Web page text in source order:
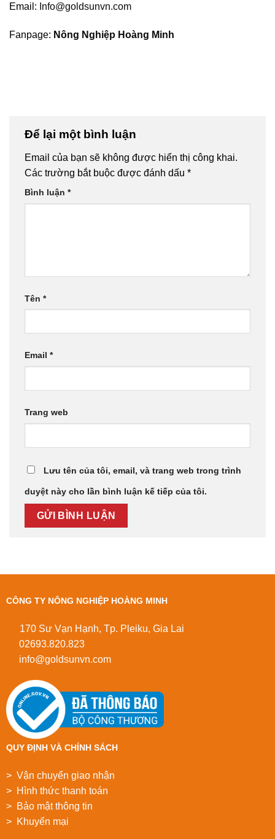
Email: Info@goldsunvn.com
Fanpage: Nông Nghiệp Hoàng Minh
Để lại một bình luận
Email của bạn sẽ không được hiển thị công khai.
Các trường bắt buộc được đánh dấu *
Bình luận *
Tên *
Email *
Trang web
Lưu tên của tôi, email, và trang web trong trình
duyệt này cho lần bình luận kế tiếp của tôi.
CÔNG TY NÔNG NGHIỆP HOÀNG MINH
170 Sư Vạn Hạnh, Tp. Pleiku, Gia Lai
02693.820.823
info@goldsunvn.com
QUY ĐỊNH VÀ CHÍNH SÁCH
> Vận chuyển giao nhận
> Hình thức thanh toán
> Bảo mật thông tin
> Khuyển mại